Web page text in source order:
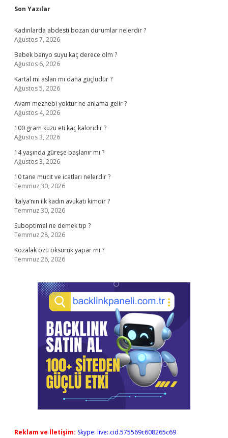
Sidebar
Son Yazılar
Kadınlarda abdesti bozan durumlar nelerdir ?
Ağustos 7, 2026
Bebek banyo suyu kaç derece olm ?
Ağustos 6, 2026
Kartal mı aslan mı daha güçlüdür ?
Ağustos 5, 2026
Avam mezhebi yoktur ne anlama gelir ?
Ağustos 4, 2026
100 gram kuzu eti kaç kaloridir ?
Ağustos 3, 2026
14 yaşında güreşe başlanır mı ?
Ağustos 3, 2026
10 tane mucit ve icatları nelerdir ?
Temmuz 30, 2026
İtalya’nın ilk kadın avukatı kimdir ?
Temmuz 30, 2026
Suboptimal ne demek tıp ?
Temmuz 28, 2026
Kozalak özü öksürük yapar mı ?
Temmuz 26, 2026
Reklam ve İletişim: Skype: live:.cid.575569c608265c69